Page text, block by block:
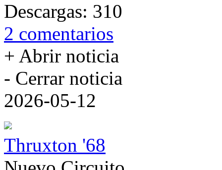
Descargas: 310
2 comentarios
+ Abrir noticia
- Cerrar noticia
2026-05-12
Thruxton '68